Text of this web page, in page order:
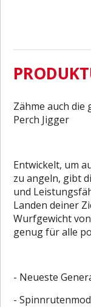
Zähme auch die
Perch Jigger
Entwickelt, um
zu angeln, gibt
und
Landen deiner
Wurfgewicht
genug für alle
- Neueste
-